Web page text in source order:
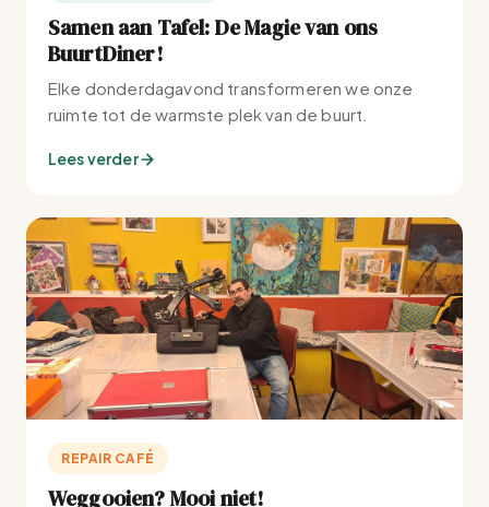
Samen aan Tafel: De Magie van ons
BuurtDiner!
Elke donderdagavond transformeren we onze
ruimte tot de warmste plek van de buurt.
Lees verder
REPAIR CAFÉ
Weggooien? Mooi niet!